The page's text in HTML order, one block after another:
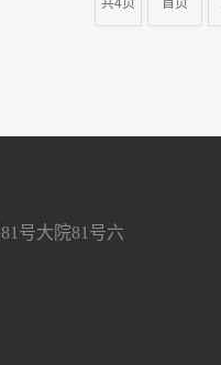
共4页 首页
号大院81号六